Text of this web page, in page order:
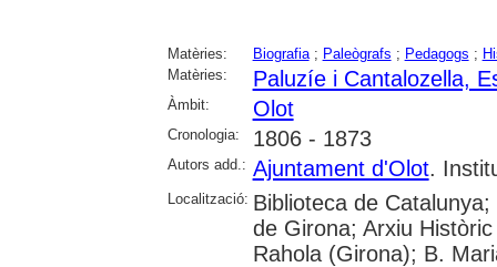
Matèries: Biografia; Paleògrafs ; Pedagogs ;
Matèries:
Paluzíe i Cantalozella,
Àmbit: Olot
Cronologia: 1806 - 1873
Autors add.: Ajuntament d'Olot.
Localització: Biblioteca de
de Girona; Arxiu
Rahola (Girona); B.